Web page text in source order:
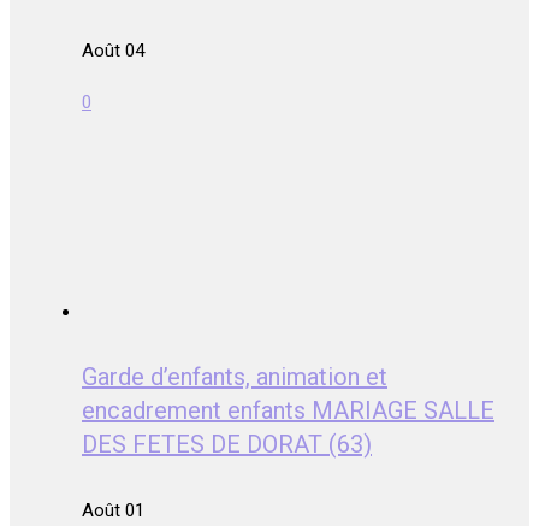
Août 04
0
Garde d’enfants, animation et
encadrement enfants MARIAGE SALLE
DES FETES DE DORAT (63)
Août 01